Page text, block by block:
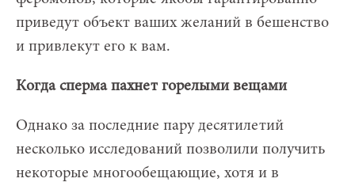
приведут объект ваших желаний в бешенство
и привлекут его к вам.
Когда сперма пахнет горелыми вещами
Однако за последние пару десятилетий
несколько исследований позволили получить
некоторые многообещающие, хотя и в